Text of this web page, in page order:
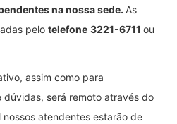
na nossa sede. As
pelo telefone 3221-6711 ou
assim como para
dúvidas, será remoto através do
nossos atendentes estarão de